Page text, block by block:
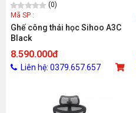
(0)
Mã SP :
Ghế công thái học Sihoo A3C
Black
8.590.000đ
Liên hệ: 0379.657.657